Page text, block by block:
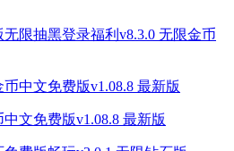
限抽黑登录福利v8.3.0 无限金币
文免费版v1.08.8 最新版